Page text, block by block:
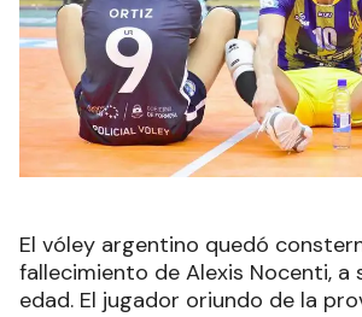
El vóley argentino quedó
fallecimiento de Alexis Nocenti, a
edad. El jugador oriundo de la